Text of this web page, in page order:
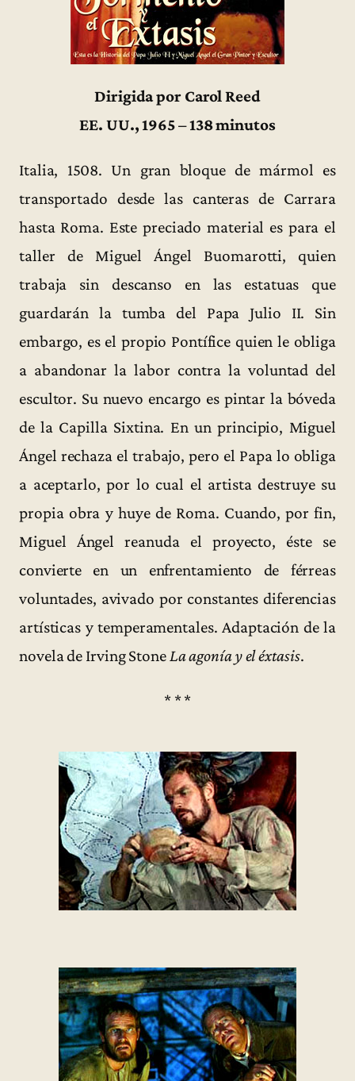
Dirigida por Carol Reed
EE. UU., 1965 – 138 minutos
Italia, 1508. Un gran bloque de mármol es
transportado desde las canteras de Carrara
hasta Roma. Este preciado material es para el
taller de Miguel Ángel Buomarotti, quien
trabaja sin descanso en las estatuas que
guardarán la tumba del Papa Julio II. Sin
embargo, es el propio Pontífice quien le obliga
a abandonar la labor contra la voluntad del
escultor. Su nuevo encargo es pintar la bóveda
de la Capilla Sixtina. En un principio, Miguel
Ángel rechaza el trabajo, pero el Papa lo obliga
a aceptarlo, por lo cual el artista destruye su
propia obra y huye de Roma. Cuando, por fin,
Miguel Ángel reanuda el proyecto, éste se
convierte en un enfrentamiento de férreas
voluntades, avivado por constantes diferencias
artísticas y temperamentales. Adaptación de la
novela de Irving Stone La agonía y el éxtasis.
* * *